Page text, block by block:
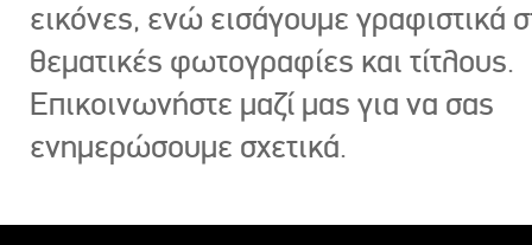
εικόνες, ενώ εισάγουμε γραφιστικά
θεματικές φωτογραφίες και τίτλους.
Επικοινωνήστε μαζί μας για να σας
ενημερώσουμε σχετικά.